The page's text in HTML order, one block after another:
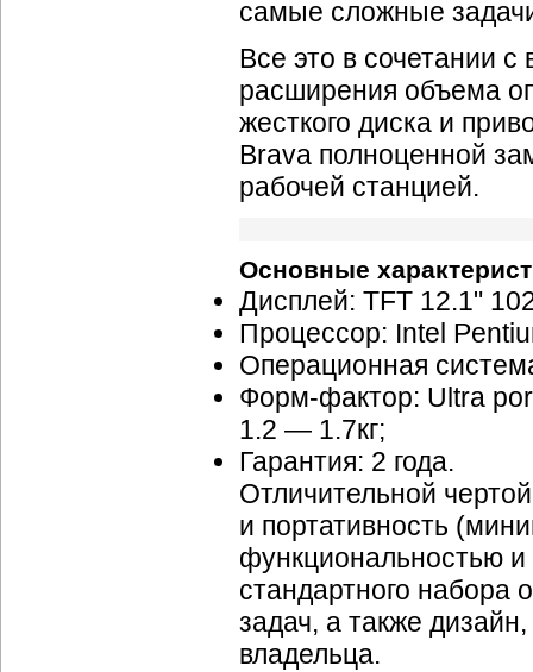
самые сложные
Все это в сочетании
расширения объема
жесткого диска и
Brava полноценной
рабочей станцией.
Основные
Дисплей: TFT 12.1"
Процессор: Intel
Операционная
Форм-фактор: Ultra
1.2 — 1.7кг;
Гарантия: 2 года.
Отличительной
и портативность
функциональностью и
стандартного
задач, а также
владельца.